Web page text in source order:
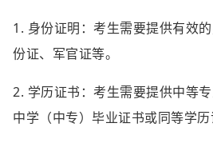
1. 身份证明：考生需要提供有效
份证、军官证等。
2. 学历证书：考生需要提供中等
中学（中专）毕业证书或同等学历